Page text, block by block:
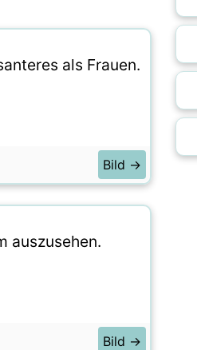
als Frauen.
Bild →
auszusehen.
Bild →